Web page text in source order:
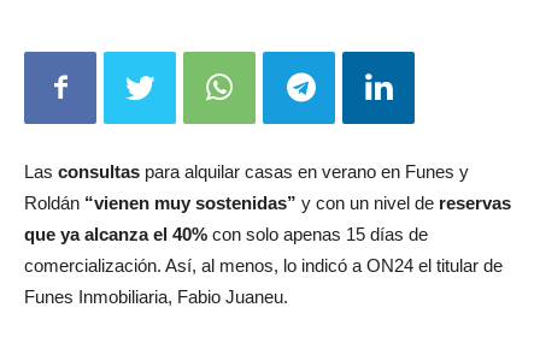
Las consultas para alquilar casas en verano en Funes y
Roldán “vienen muy sostenidas” y con un nivel de reservas
que ya alcanza el 40% con solo apenas 15 días de
comercialización. Así, al menos, lo indicó a ON24 el titular de
Funes Inmobiliaria, Fabio Juaneu.